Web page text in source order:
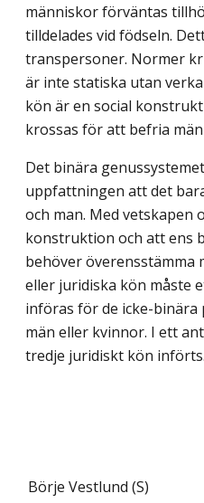
människor förväntas
tilldelades vid födseln.
transpersoner. Normer
är inte statiska utan
kön är en social
krossas för att befria
Det binära
uppfattningen att det
och man. Med vetskapen
konstruktion och att ens
behöver överensstämma
eller juridiska kön måste
införas för de icke-
män eller kvinnor. I ett
tredje juridiskt kön införts.
Börje Vestlund (S)